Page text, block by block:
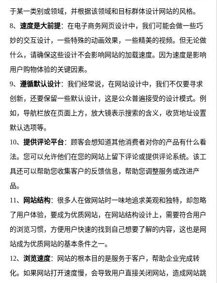
于某一类别或领域，并根据该领域和目标群体设计网站的风格。
8、 速度是大前提：在电子商务网页设计中，我们可能会做一些巧
妙的交互设计，一些特殊的动画效果，一些精美的视频。但无论做
什么，请确保这些设计不会影响网站的加载速度。因为速度是影响
用户购物体验的关键因素。
9、 遵循默认设计：我们经常说，在网站设计中，我们不仅要寻求
创新，还要保留一些默认设计，这是公众普遍接受的设计模式。例
如，导航栏放在页面上方，放大镜表示搜索的含义，收货地址设置
默认选项等。
10、 提供评论平台：顾客会想知道其他消费者对你的产品有什么看
法。您可以允许他们在您的网站上留下评论或提供评论系统。该工
具还可以帮助您收集客户的反馈信息，帮助您调整服务或改进产
品。
11、 网站结构：很多人在做网站时一味地追求美观和独特，却忽略
了用户体验，要成为优质网站，在网站结构设计上，需要符合用户
的浏览习惯，方便用户快速的找到自己想要了解的内容，这也是网
站成为优质网站的基本条件之一。
12、 浏览速度：网站的根本目的是服务于客户，帮助企业完成转
化。如果网站打开速度慢，会导致用户直接关闭网站，造成网站跳